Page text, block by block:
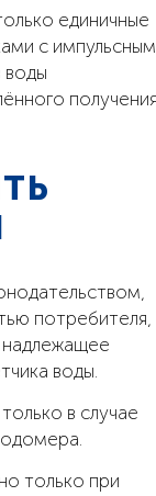
единичные
с импульсным
воды
потребителя,
надлежащее
воды.
только в случае
только при